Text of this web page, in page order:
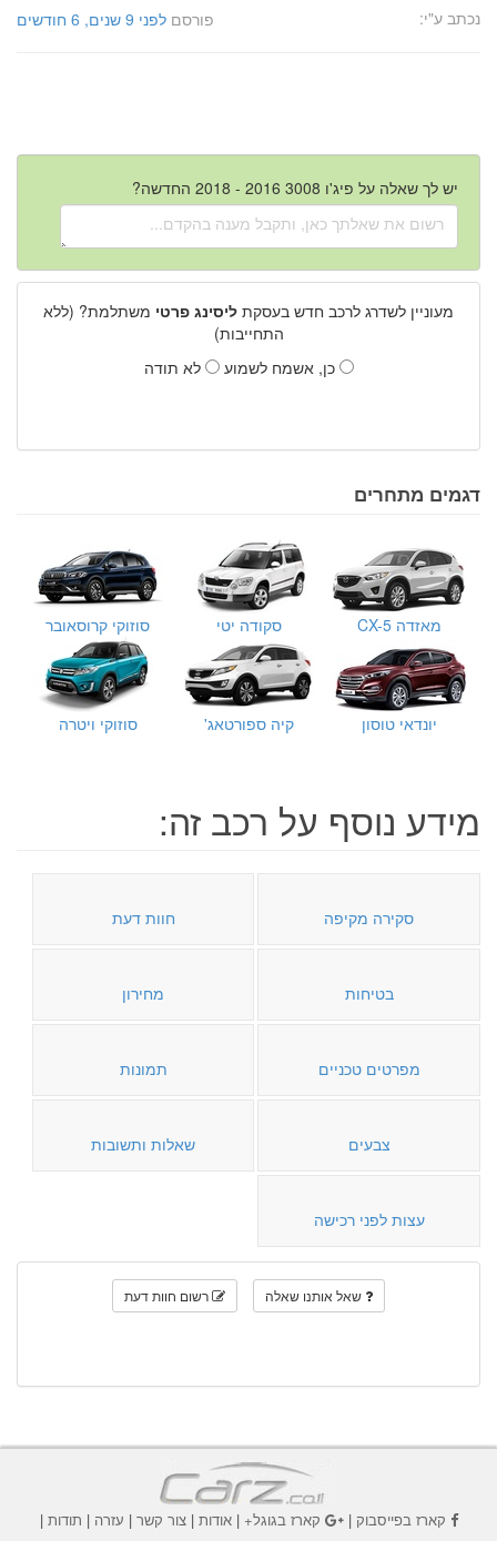
נכתב ע"י: פורסם לפני 9 שנים, 6 חודשים
יש לך שאלה על פיג'ו 3008 2016 - 2018 החדשה?
מעוניין לשדרג לרכב חדש בעסקת ליסינג פרטי משתלמת? (ללא
התחייבות)
כן, אשמח לשמוע
לא תודה
דגמים מתחרים
מאזדה CX-5 סקודה יטי סוזוקי קרוסאובר
יונדאי טוסון קיה ספורטאג' סוזוקי ויטרה
מידע נוסף על רכב זה:
סקירה מקיפה חוות דעת
בטיחות מחירון
מפרטים טכניים תמונות
צבעים שאלות ותשובות
עצות לפני רכישה
שאל אותנו שאלה רשום חוות דעת
קארז בפייסבוק| קארז בגוגל+|אודות |צור קשר | עזרה | תודות |